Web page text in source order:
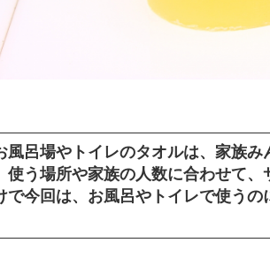
風呂場やトイレのタオルは、家族
使う場所や家族の人数に合わせて、
で今回は、お風呂やトイレで使う